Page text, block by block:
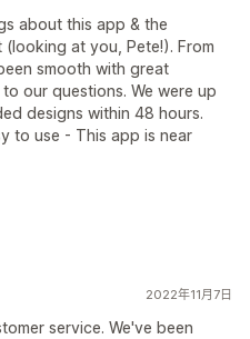
about this app & the
at you, Pete!). From
smooth with great
our questions. We were up
designs within 48 hours.
to use - This app is near
2022年11月7日
service. We've been